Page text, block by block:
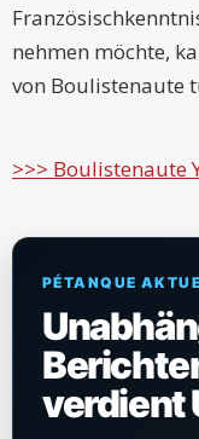
nehmen möchte,
von Boulistenaute
>>> Boulistenaute
PÉTANQUE
verdient